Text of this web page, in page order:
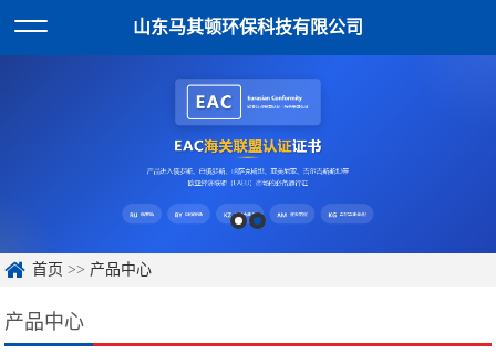
山东马其顿环保科技有限公司
首页 >> 产品中心
产品中心